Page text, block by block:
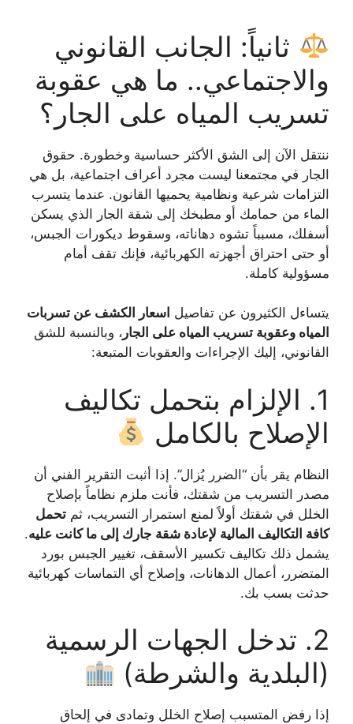
ثانياً: الجانب القانوني
والاجتماعي.. ما هي عقوبة
تسريب المياه على الجار؟
ننتقل الآن إلى الشق الأكثر حساسية وخطورة. حقوق
الجار في مجتمعنا ليست مجرد أعراف اجتماعية، بل هي
التزامات شرعية ونظامية يحميها القانون. عندما يتسرب
الماء من حمامك أو مطبخك إلى شقة الجار الذي يسكن
أسفلك، مسبباً تشوه دهاناته، وسقوط ديكورات الجبس،
أو حتى احتراق أجهزته الكهربائية، فإنك تقف أمام
مسؤولية كاملة.
يتساءل الكثيرون عن تفاصيل اسعار الكشف عن تسربات
المياه وعقوبة تسريب المياه على الجار ، وبالنسبة للشق
القانوني، إليك الإجراءات والعقوبات المتبعة:
1. الإلزام بتحمل تكاليف
الإصلاح بالكامل
النظام يقر بأن “الضرر يُزال”. إذا أثبت التقرير الفني أن
مصدر التسريب من شقتك، فأنت ملزم نظاماً بإصلاح
الخلل في شقتك أولاً لمنع استمرار التسريب، ثم تحمل
كافة التكاليف المالية لإعادة شقة جارك إلى ما كانت عليه.
يشمل ذلك تكاليف تكسير الأسقف، تغيير الجبس بورد
المتضرر، أعمال الدهانات، وإصلاح أي التماسات كهربائية
حدثت بسب بك.
2. تدخل الجهات الرسمية
(البلدية والشرطة)
إذا رفض المتسبب إصلاح الخلل وتمادى في إلحاق